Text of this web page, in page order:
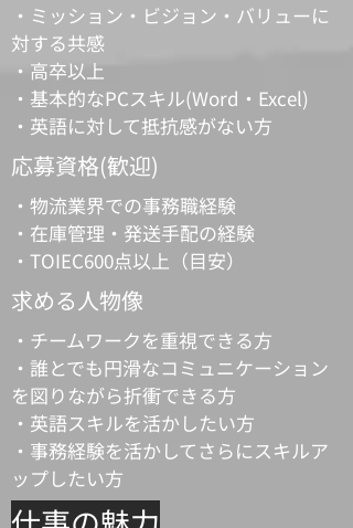
・ミ ッション・ビジョン・バリューに
対する共感
・高卒以上
・基本的なPCスキル(Word・Excel)
・英語に対して抵抗感がない方
​応募資格(歓迎)
・物流業界での事務職経験
・在庫管理・発送手配の経験
・TOIEC600点以上（目安）
求める人物像
・チームワークを重視できる方
・誰とでも円滑なコミュニケーション
を図りながら折衝できる方
・英語スキルを活かしたい方
・事務経験を活かしてさらにスキルア
ップしたい方